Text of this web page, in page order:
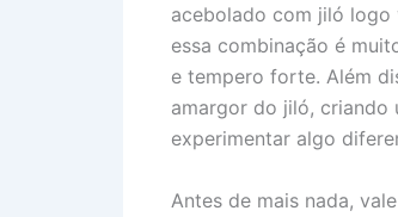
acebolado com jiló logo
essa combinação é
e tempero forte. Além
amargor do jiló, criando
experimentar algo
Antes de mais nada,